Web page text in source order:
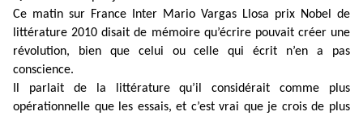
Ce matin sur France Inter Mario Vargas Llosa prix Nobel de
littérature 2010 disait de mémoire qu’écrire pouvait créer une
révolution, bien que celui ou celle qui écrit n’en a pas
conscience.
Il parlait de la littérature qu’il considérait comme plus
opérationnelle que les essais, et c’est vrai que je crois de plus